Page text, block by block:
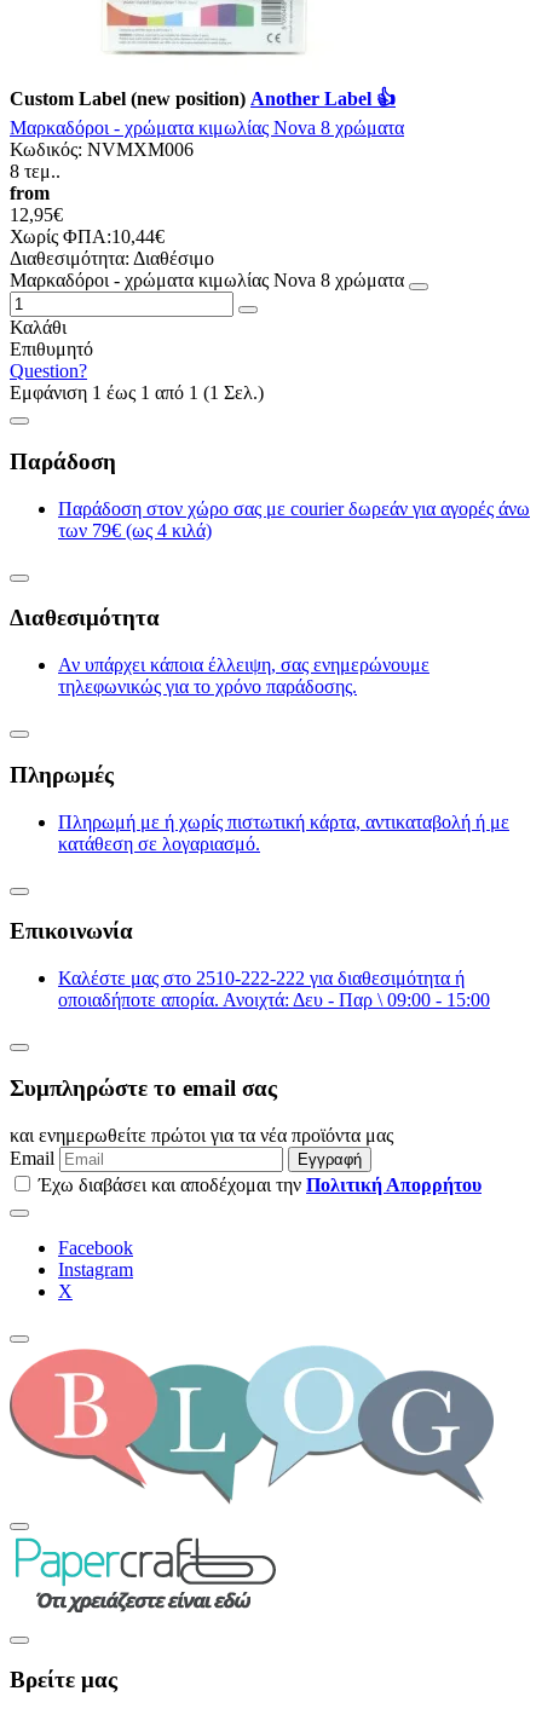
Custom Label (new position) Another Label 👍
Mαρκαδόροι - χρώματα κιμωλίας Nova 8 χρώματα
Κωδικός: NVMXM006
8 τεμ..
from
12,95€
Χωρίς ΦΠΑ:10,44€
Διαθεσιμότητα: Διαθέσιμο
Mαρκαδόροι - χρώματα κιμωλίας Nova 8 χρώματα
Καλάθι
Επιθυμητό
Question?
Εμφάνιση 1 έως 1 από 1 (1 Σελ.)
Παράδοση
Παράδοση στον χώρο σας με courier δωρεάν για αγορές άνω
των 79€ (ως 4 κιλά)
Διαθεσιμότητα
Αν υπάρχει κάποια έλλειψη, σας ενημερώνουμε
τηλεφωνικώς για το χρόνο παράδοσης.
Πληρωμές
Πληρωμή με ή χωρίς πιστωτική κάρτα, αντικαταβολή ή με
κατάθεση σε λογαριασμό.
Επικοινωνία
Καλέστε μας στο 2510-222-222 για διαθεσιμότητα ή
οποιαδήποτε απορία. Ανοιχτά: Δευ - Παρ \ 09:00 - 15:00
Συμπληρώστε το email σας
και ενημερωθείτε πρώτοι για τα νέα προϊόντα μας
Email
Εγγραφή
Έχω διαβάσει και αποδέχομαι την Πολιτική Απορρήτου
Facebook
Instagram
Χ
Βρείτε μας